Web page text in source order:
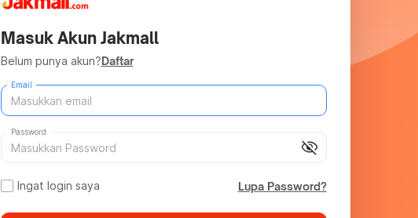
Masuk Akun Jakmall
Belum punya akun?Daftar
Email
visibility_off
Password
Ingat login saya Lupa Password?